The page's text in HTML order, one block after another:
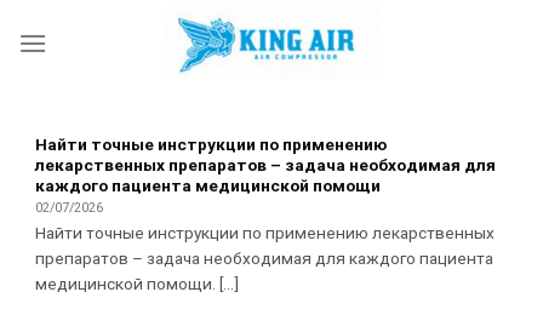
Найти точные инструкции по применению
лекарственных препаратов – задача необходимая для
каждого пациента медицинской помощи
02/07/2026
Найти точные инструкции по применению лекарственных
препаратов – задача необходимая для каждого пациента
медицинской помощи. [...]